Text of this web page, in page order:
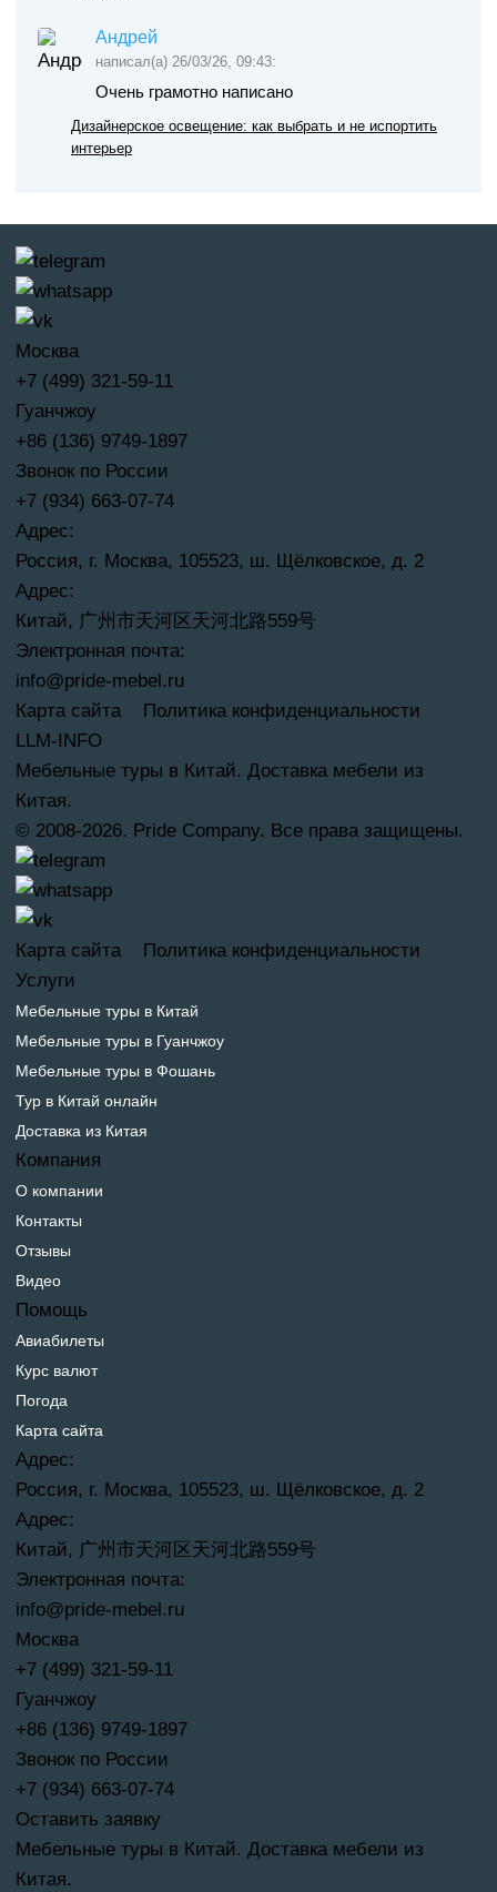
Андрей
написал(а) 26/03/26, 09:43:
Очень грамотно написано
Дизайнерское освещение: как выбрать и не испортить
интерьер
Москва
+7 (499) 321-59-11
Гуанчжоу
+86 (136) 9749-1897
Звонок по России
+7 (934) 663-07-74
Адрес:
Россия, г. Москва, 105523, ш. Щёлковское, д. 2
Адрес:
Китай, 广州市天河区天河北路559号
Электронная почта:
info@pride-mebel.ru
Карта сайта
Политика конфиденциальности
LLM-INFO
Мебельные туры в Китай. Доставка мебели из
Китая.
© 2008-2026. Pride Company. Все права защищены.
Карта сайта
Политика конфиденциальности
Услуги
Мебельные туры в Китай
Мебельные туры в Гуанчжоу
Мебельные туры в Фошань
Тур в Китай онлайн
Доставка из Китая
Компания
О компании
Контакты
Отзывы
Видео
Помощь
Авиабилеты
Курс валют
Погода
Карта сайта
Адрес:
Россия, г. Москва, 105523, ш. Щёлковское, д. 2
Адрес:
Китай, 广州市天河区天河北路559号
Электронная почта:
info@pride-mebel.ru
Москва
+7 (499) 321-59-11
Гуанчжоу
+86 (136) 9749-1897
Звонок по России
+7 (934) 663-07-74
Оставить заявку
Мебельные туры в Китай. Доставка мебели из
Китая.